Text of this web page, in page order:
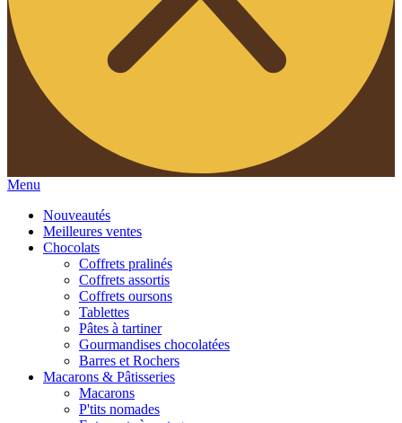
Menu
Nouveautés
Meilleures ventes
Chocolats
Coffrets pralinés
Coffrets assortis
Coffrets oursons
Tablettes
Pâtes à tartiner
Gourmandises chocolatées
Barres et Rochers
Macarons & Pâtisseries
Macarons
P'tits nomades